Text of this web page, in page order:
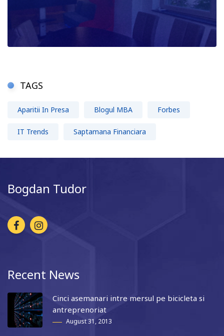
TAGS
Aparitii In Presa Blogul MBA Forbes
IT Trends Saptamana Financiara
Bogdan Tudor
Recent News
Cinci asemanari intre mersul pe bicicleta si
antreprenoriat
August 31, 2013